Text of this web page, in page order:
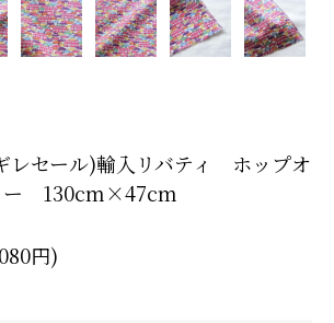
レセール)輸入リバティ ホップオ
ー 130cm×47cm
円)